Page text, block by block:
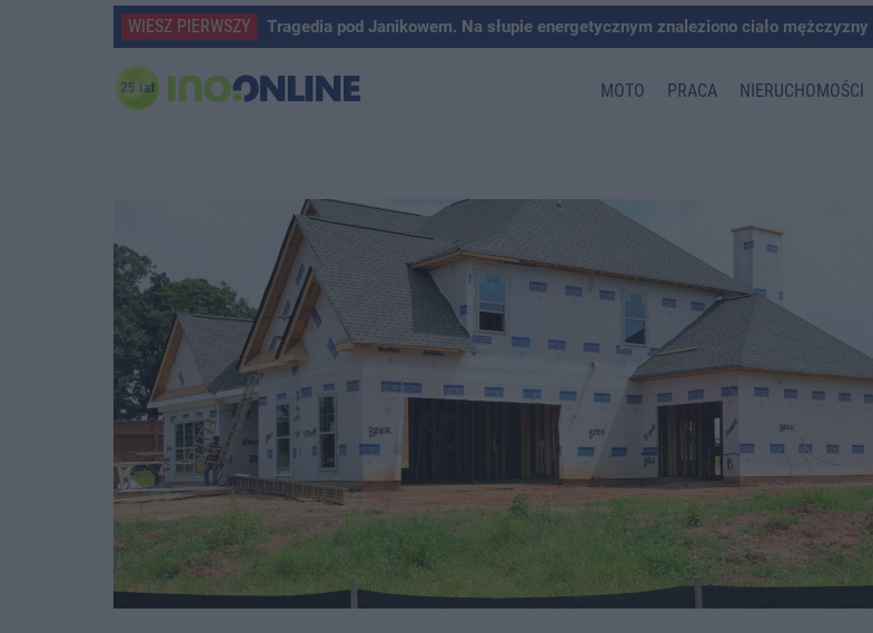
WIESZ PIERWSZY Tragedia pod Janikowem. Na słupie energetycznym znaleziono ciało mężczyzny
MOTO PRACA NIERUCHOMOŚCI